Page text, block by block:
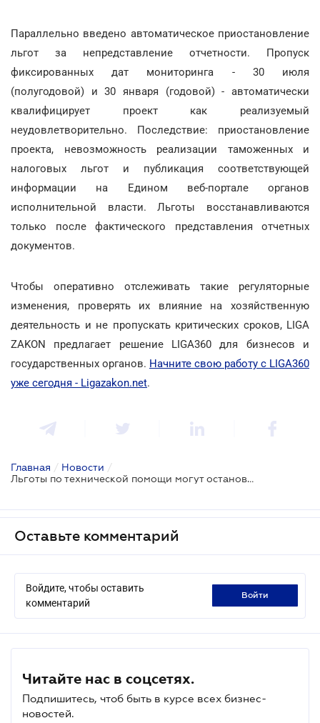
Параллельно введено автоматическое приостановление
льгот за непредставление отчетности. Пропуск
фиксированных дат мониторинга - 30 июля
(полугодовой) и 30 января (годовой) - автоматически
квалифицирует проект как реализуемый
неудовлетворительно. Последствие: приостановление
проекта, невозможность реализации таможенных и
налоговых льгот и публикация соответствующей
информации на Едином веб-портале органов
исполнительной власти. Льготы восстанавливаются
только после фактического представления отчетных
документов.
Чтобы оперативно отслеживать такие регуляторные
изменения, проверять их влияние на хозяйственную
деятельность и не пропускать критических сроков, LIGA
ZAKON предлагает решение LIGA360 для бизнесов и
государственных органов. Начните свою работу с LIGA360
уже сегодня - Ligazakon.net.
Главная / Новости /
Льготы по технической помощи могут остановиться без предупреждения
Оставьте комментарий
Войдите, чтобы оставить
комментарий
войти
Читайте нас в соцсетях.
Подпишитесь, чтоб быть в курсе всех бизнес-
новостей.